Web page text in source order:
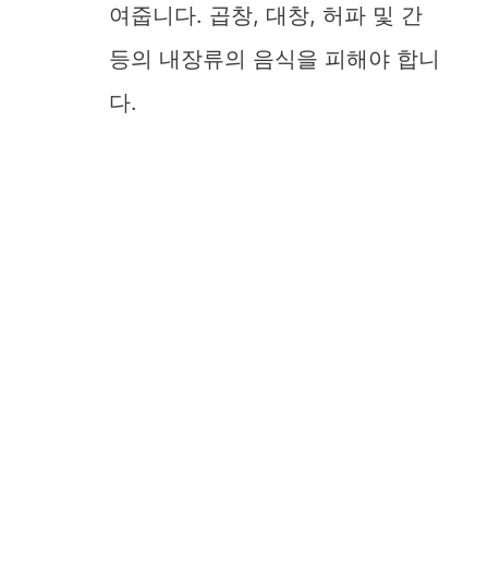
여줍니다. 곱창, 대창, 허파 및 간
등의 내장류의 음식을 피해야 합니
다.